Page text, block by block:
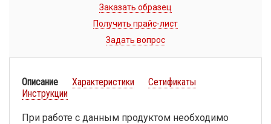
Заказать образец
Получить прайс-лист
Задать вопрос
Описание Характеристики
Сетификаты
Инструкции
При работе с данным продуктом необходимо